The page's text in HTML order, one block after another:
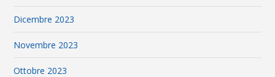
Dicembre 2023
Novembre 2023
Ottobre 2023